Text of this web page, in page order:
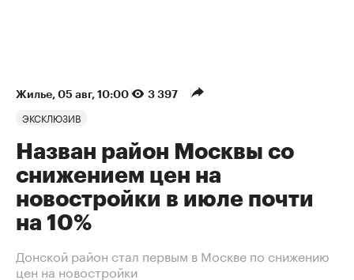
Жилье 05 авг, 10:00 3 397
ЭКСКЛЮЗИВ
Назван район Москвы со
снижением цен на
новостройки в июле почти
на 10%
Донской район стал первым в Москве по снижению
цен на новостройки